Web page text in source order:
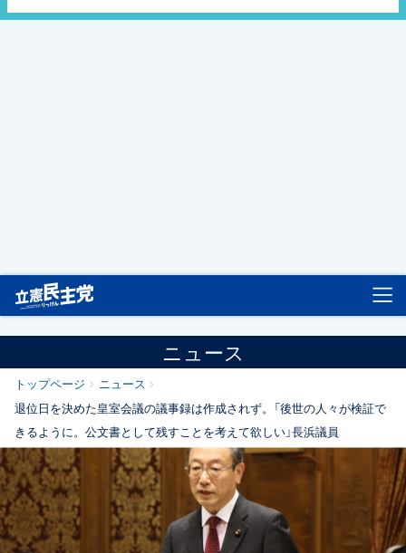
ニュース
トップページ
ニュース
退位日を決めた皇室会議の議事録は作成されず。「後世の人々が検証で
きるように。公文書として残すことを考えて欲しい」長浜議員